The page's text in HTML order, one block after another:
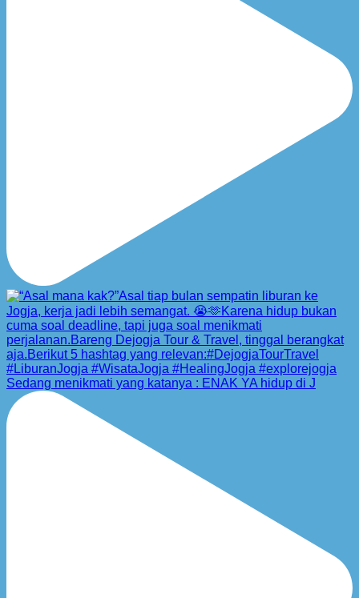
Sedang menikmati yang katanya : ENAK YA hidup di J